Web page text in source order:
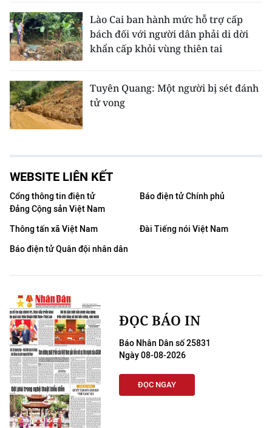
Lào Cai ban hành mức hỗ trợ cấp
bách đối với người dân phải di dời
khẩn cấp khỏi vùng thiên tai
Tuyên Quang: Một người bị sét đánh
tử vong
WEBSITE LIÊN KẾT
Cổng thông tin điện tử
Đảng Cộng sản Việt Nam
Báo điện tử Chính phủ
Thông tấn xã Việt Nam
Đài Tiếng nói Việt Nam
Báo điện tử Quân đội nhân dân
ĐỌC BÁO IN
Báo Nhân Dân số 25831
Ngày 08-08-2026
ĐỌC NGAY